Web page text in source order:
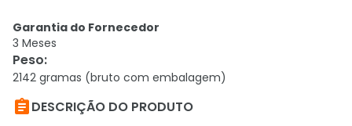
Garantia do Fornecedor
3 Meses
Peso:
2142 gramas (bruto com embalagem)
DESCRIÇÃO DO PRODUTO